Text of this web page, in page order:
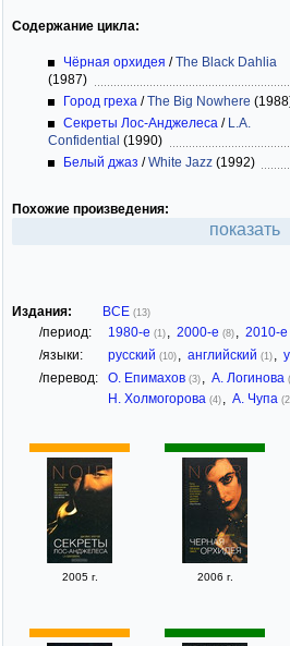
Содержание цикла:
Чёрная орхидея /The Black Dahlia
(1987)
Город греха /The Big Nowhere
Секреты Лос-Анджелеса / L.A.
Confidential (1990)
Белый джаз /White Jazz (1992)
Похожие произведения:
показать
Издания: ВСЕ (13)
/период: 1980-е (1) , 2000-е (8) , 2010-е
/языки: русский (10) , английский (1) ,
/перевод: О. Епимахов (3) , А. Логинова
Н. Холмогорова (4) , А. Чупа
2005 г. 2006 г.